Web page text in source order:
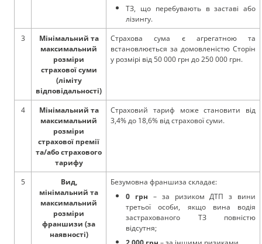
ТЗ, що перебувають в заставі або
лізингу.
3
Мінімальний та
максимальний
розміри
страхової суми
(ліміту
відповідальності)
Страхова сума є агрегатною та
встановлюється за домовленістю Сторін
у розмірі від 50 000 грн до 250 000 грн.
4
Мінімальний та
максимальний
розміри
страхової премії
та/або страхового
тарифу
Страховий тариф може становити від
3,4% до 18,6% від страхової суми.
5
Вид,
мінімальний та
максимальний
розміри
франшизи (за
наявності)
Безумовна франшиза складає:
0 грн – за ризиком ДТП з вини
третьої особи, якщо вина водія
застрахованого ТЗ повністю
відсутня;